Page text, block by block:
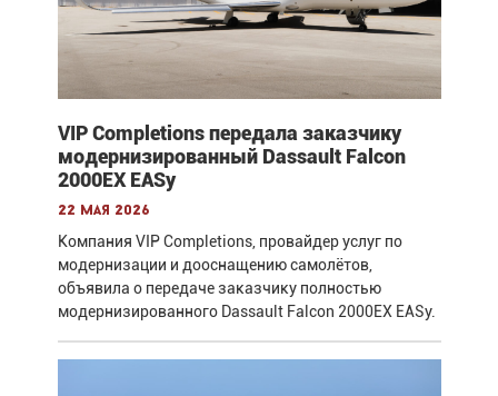
VIP Completions передала заказчику
модернизированный Dassault Falcon
2000EX EASy
22 мая 2026
Компания VIP Completions, провайдер услуг по
модернизации и дооснащению самолётов,
объявила о передаче заказчику полностью
модернизированного Dassault Falcon 2000EX EASy.